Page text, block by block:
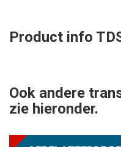
Product info
Ook andere
zie hieronder.